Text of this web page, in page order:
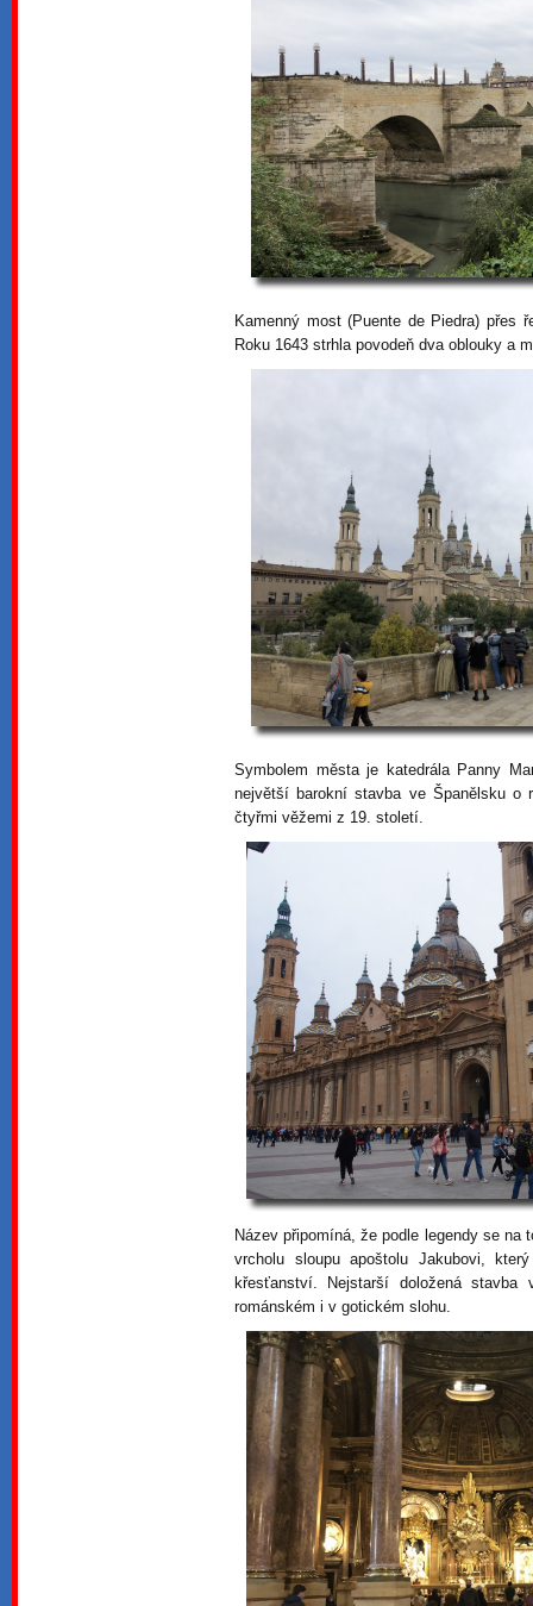
Kamenný most (Puente de Piedra) přes
Roku 1643 strhla povodeň dva oblouky a
Symbolem města je katedrála Panny
největší barokní stavba ve Španělsku
čtyřmi věžemi z 19. století.
Název připomíná, že podle legendy se
vrcholu sloupu apoštolu Jakubovi,
křesťanství. Nejstarší doložená
románském i v gotickém slohu.